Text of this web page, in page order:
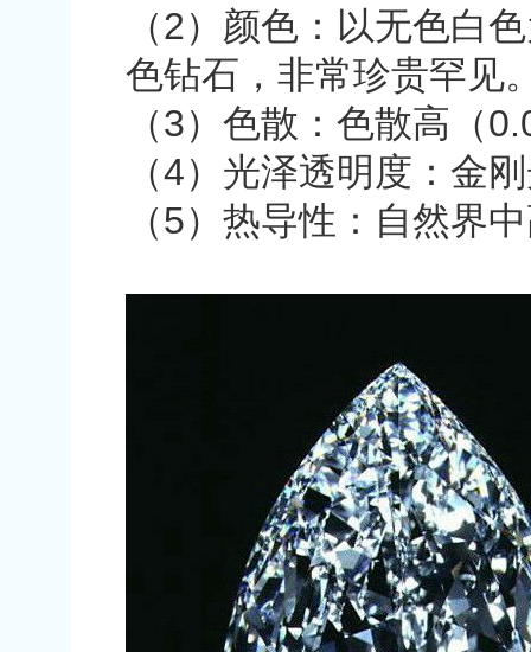
（2）颜色：以无色白
色钻石，非常珍贵罕见
（3）色散：色散高（
（4）光泽透明度：金
（5）热导性：自然界